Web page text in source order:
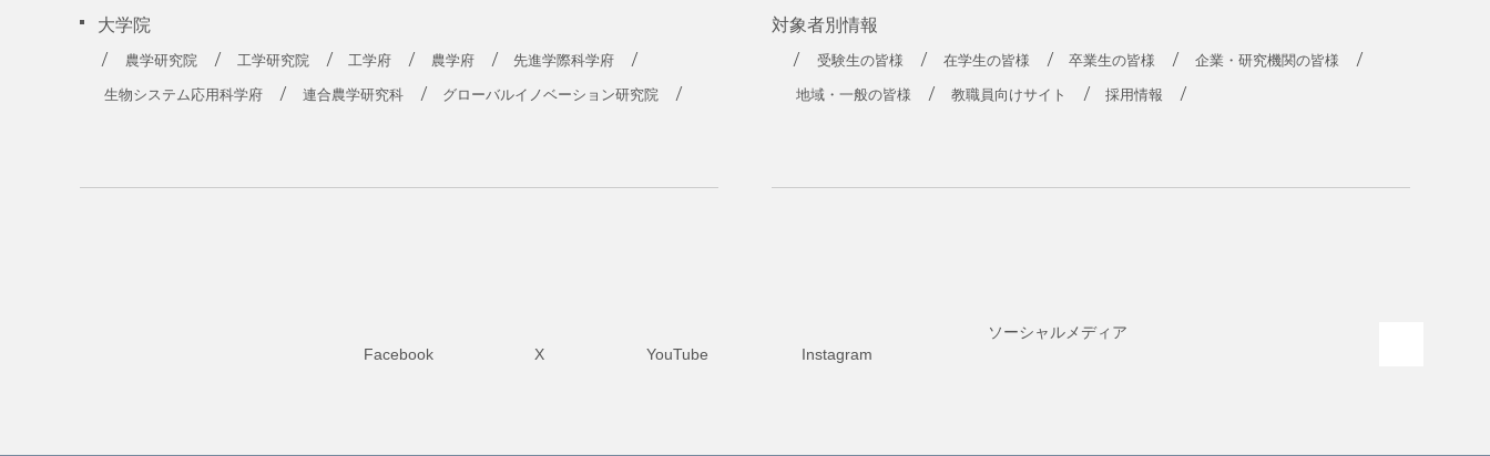
大学院
農学研究院 工学研究院 工学府 農学府 先進学際科学府
生物システム応用科学府 連合農学研究科 グローバルイノベーション研究院
対象者別情報
受験生の皆様 在学生の皆様 卒業生の皆様 企業・研究機関の皆様
地域・一般の皆様 教職員向けサイト 採用情報
Facebook
X YouTube Instagram
ソーシャルメディア